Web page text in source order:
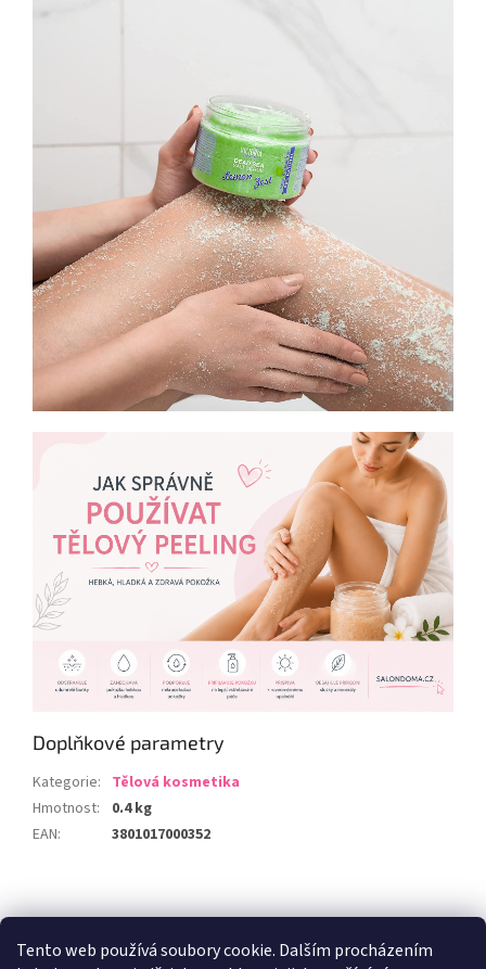
Tento web používá soubory cookie. Dalším procházením
Doplňkové parametry
Kategorie: Tělová kosmetika
Hmotnost:
0.4 kg
EAN: 3801017000352
á